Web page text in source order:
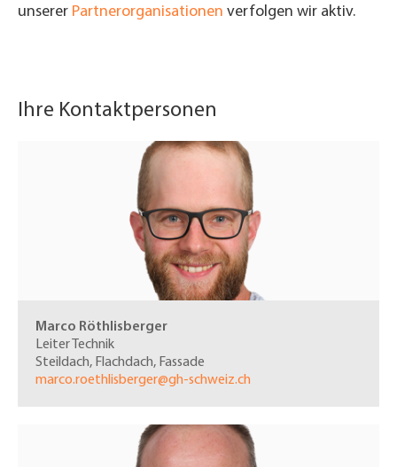
unserer Partnerorganisationen verfolgen wir aktiv.
Ihre Kontaktpersonen
Marco Röthlisberger
Leiter Technik
Steildach, Flachdach, Fassade
marco.roethlisberger@gh-schweiz.ch